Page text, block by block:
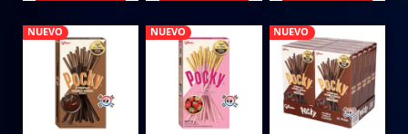
NUEVO NUEVO NUEVO